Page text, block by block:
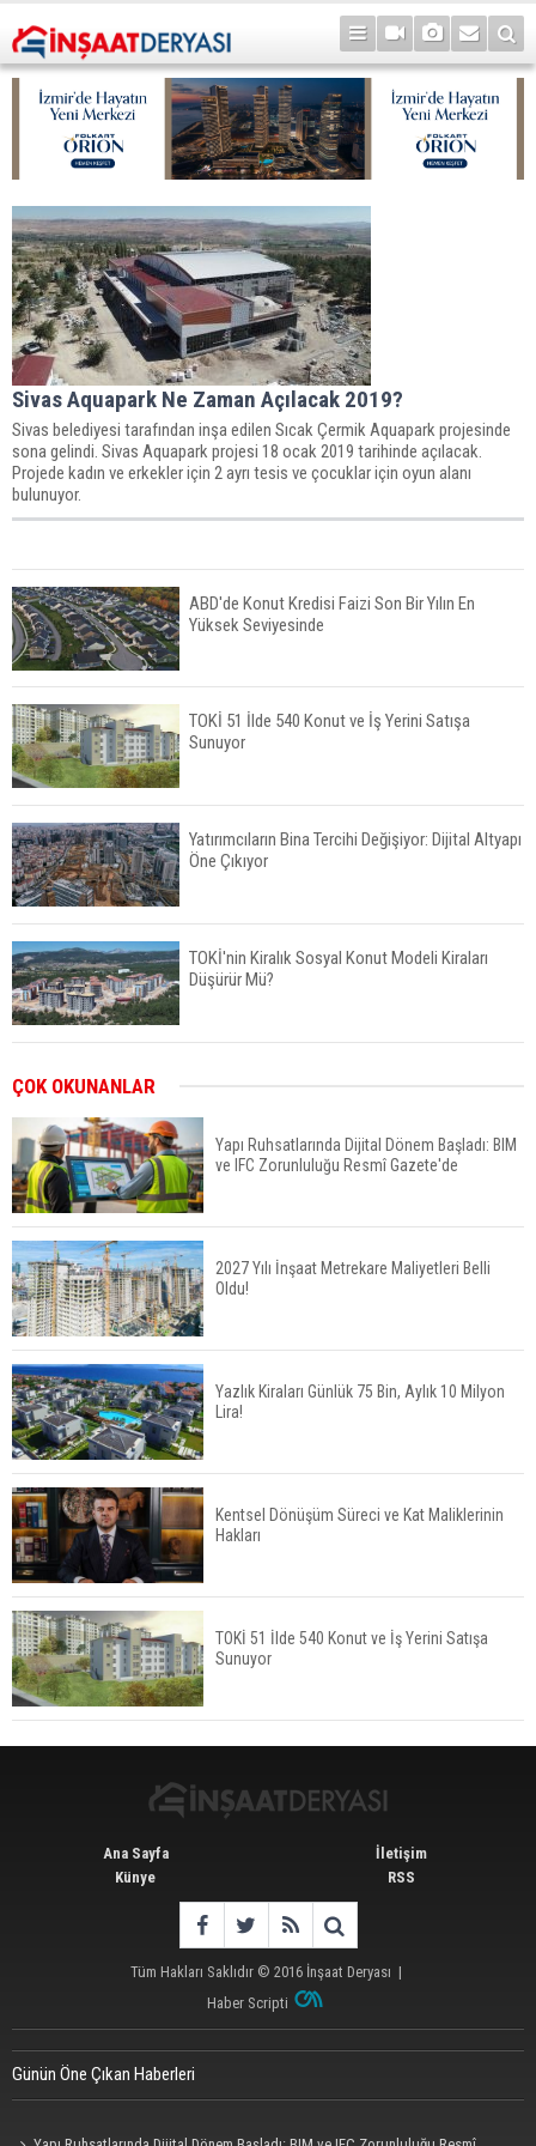
Sivas Aquapark Ne Zaman Açılacak 2019?
Sivas belediyesi tarafından inşa edilen Sıcak Çermik Aquapark projesinde
sona gelindi. Sivas Aquapark projesi 18 ocak 2019 tarihinde açılacak.
Projede kadın ve erkekler için 2 ayrı tesis ve çocuklar için oyun alanı
bulunuyor.
ABD'de Konut Kredisi Faizi Son Bir Yılın En
Yüksek Seviyesinde
TOKİ 51 İlde 540 Konut ve İş Yerini Satışa
Sunuyor
Yatırımcıların Bina Tercihi Değişiyor: Dijital Altyapı
Öne Çıkıyor
TOKİ'nin Kiralık Sosyal Konut Modeli Kiraları
Düşürür Mü?
Konut Satışları Güçlü Seyrini Korudu Yabancıya
Satış Geriledi
ABD'de İnşaat Harcamaları Geriledi
Tercih Döneminde Barınma Telaşı Başladı
Aileden Miras Kalan Ev Nasıl Satılır?
İstanbul'da 15 Bin Kiralık Sosyal Konut Eylülde
Kiraya Verilecek
ÇOK OKUNANLAR
Yapı Ruhsatlarında Dijital Dönem Başladı: BIM
ve IFC Zorunluluğu Resmî Gazete'de
2027 Yılı İnşaat Metrekare Maliyetleri Belli
Oldu!
Yazlık Kiraları Günlük 75 Bin, Aylık 10 Milyon
Lira!
Kentsel Dönüşüm Süreci ve Kat Maliklerinin
Hakları
TOKİ 51 İlde 540 Konut ve İş Yerini Satışa
Sunuyor
Ana Sayfa
Künye
İletişim
RSS
Tüm Hakları Saklıdır © 2016 İnşaat Deryası |
Haber Scripti
Günün Öne Çıkan Haberleri